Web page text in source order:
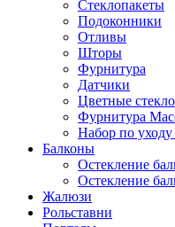
Стеклопакеты
Подоконники
Отливы
Шторы
Фурнитура
Датчики
Цветные
Фурнитура
Набор по
Балконы
Остекление
Остекление
Жалюзи
Рольставни